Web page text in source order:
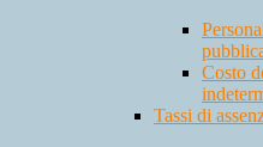
Costo
Tassi di